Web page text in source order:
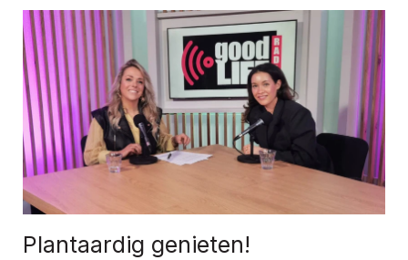
Plantaardig genieten!